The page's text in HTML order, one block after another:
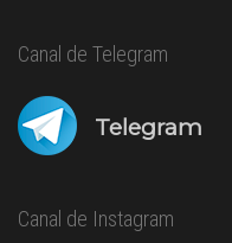
Canal de Telegram
Telegram
Canal de Instagram